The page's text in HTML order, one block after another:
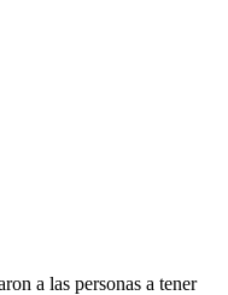
a las personas a tener